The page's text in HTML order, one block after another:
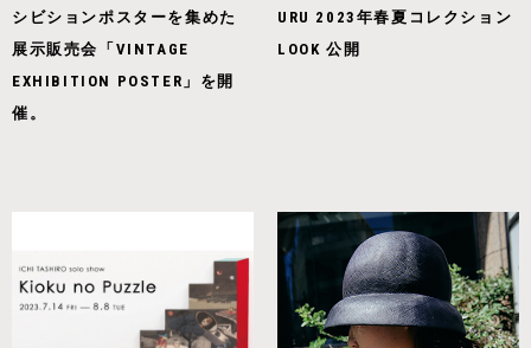
シビションポスターを集めた
展示販売会「VINTAGE
EXHIBITION POSTER」を開
催。
URU 2023年春夏コレクション
LOOK 公開